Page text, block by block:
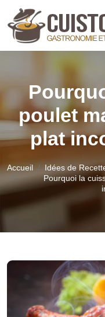
poulet
plat
Accueil
Idées de
Pourquoi la